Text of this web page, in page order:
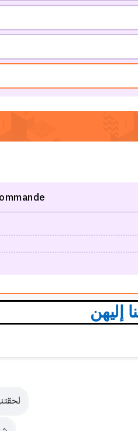
إليهن